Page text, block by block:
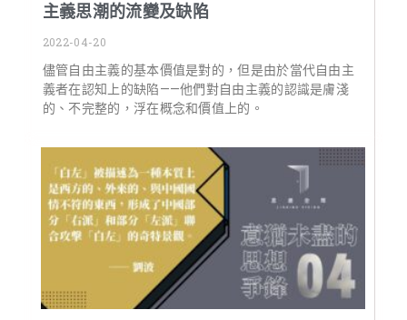
主義思潮的流變及缺陷
2022-04-20
儘管自由主義的基本價值是對的，但是由於當代自由主
義者在認知上的缺陷——他們對自由主義的認識是膚淺
的、不完整的，浮在概念和價值上的。